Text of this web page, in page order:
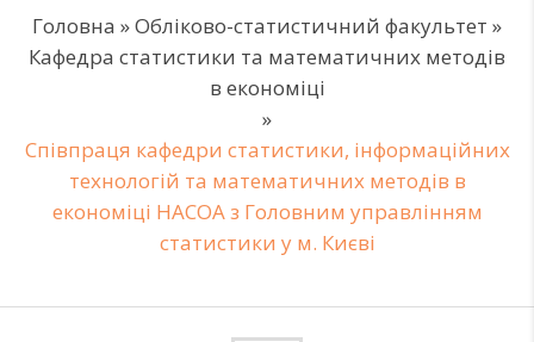
Головна »Обліково-статистичний факультет »
Кафедра статистики та математичних методів
в економіці
»
Співпраця кафедри статистики, інформаційних
технологій та математичних методів в
економіці НАСОА з Головним управлінням
статистики у м. Києві